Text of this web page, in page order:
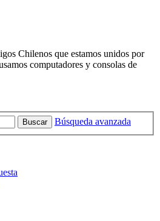
Chilenos que estamos unidos por
computadores y consolas de
Buscar Búsqueda avanzada